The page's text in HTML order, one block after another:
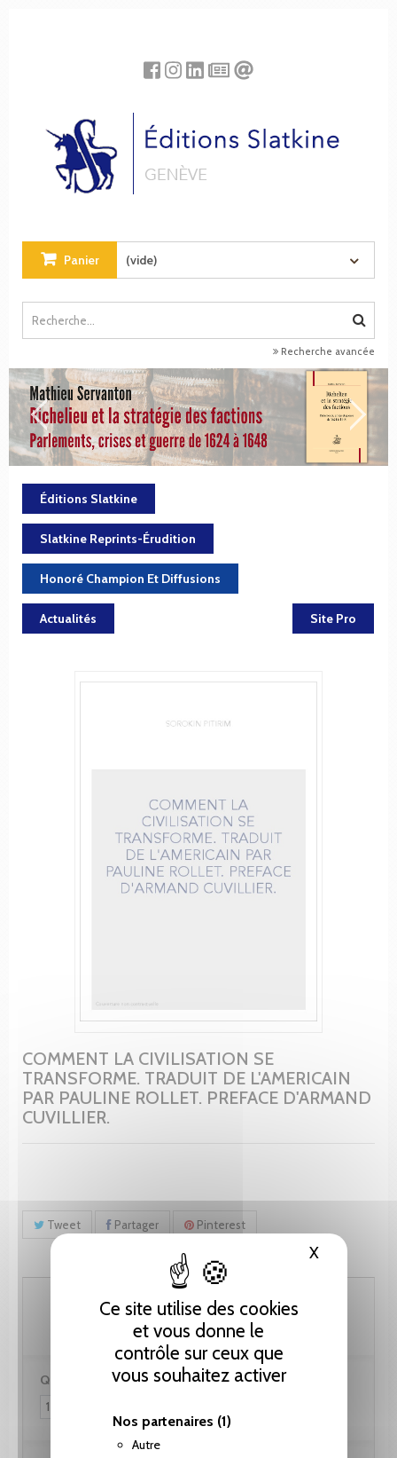
Ce site utilise des cookies
et vous donne le
contrôle sur ceux que
vous souhaitez activer
Nos partenaires (1)
Autre
XMasquer
Panier (vide)
Recherche avancée
Éditions Slatkine
Slatkine Reprints-Érudition
Honoré Champion Et Diffusions
Actualités Site Pro
COMMENT LA CIVILISATION SE
TRANSFORME. TRADUIT DE L'AMERICAIN
PAR PAULINE ROLLET. PREFACE D'ARMAND
CUVILLIER.
Tweet Partager Pinterest
25.65 CHF
Quantité :